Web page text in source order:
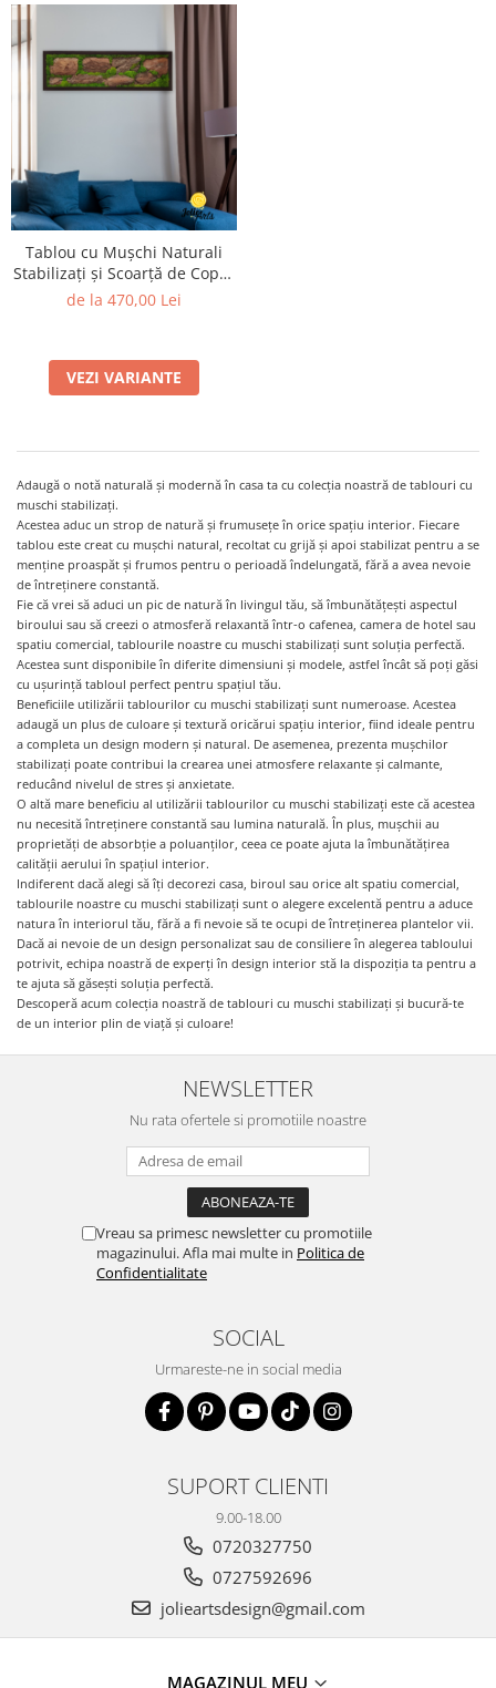
Tablou cu Mușchi Naturali
Stabilizați și Scoarță de Copac
– Jolie Arts
de la 470,00 Lei
VEZI VARIANTE
Adaugă o notă naturală și modernă în casa ta cu colecția noastră de tablouri cu
muschi stabilizați.
Acestea aduc un strop de natură și frumusețe în orice spațiu interior. Fiecare
tablou este creat cu mușchi natural, recoltat cu grijă și apoi stabilizat pentru a se
menține proaspăt și frumos pentru o perioadă îndelungată, fără a avea nevoie
de întreținere constantă.
Fie că vrei să aduci un pic de natură în livingul tău, să îmbunătățești aspectul
biroului sau să creezi o atmosferă relaxantă într-o cafenea, camera de hotel sau
spatiu comercial, tablourile noastre cu muschi stabilizați sunt soluția perfectă.
Acestea sunt disponibile în diferite dimensiuni și modele, astfel încât să poți găsi
cu ușurință tabloul perfect pentru spațiul tău.
Beneficiile utilizării tablourilor cu muschi stabilizați sunt numeroase. Acestea
adaugă un plus de culoare și textură oricărui spațiu interior, fiind ideale pentru
a completa un design modern și natural. De asemenea, prezenta mușchilor
stabilizați poate contribui la crearea unei atmosfere relaxante și calmante,
reducând nivelul de stres și anxietate.
O altă mare beneficiu al utilizării tablourilor cu muschi stabilizați este că acestea
nu necesită întreținere constantă sau lumina naturală. În plus, mușchii au
proprietăți de absorbție a poluanților, ceea ce poate ajuta la îmbunătățirea
calității aerului în spațiul interior.
Indiferent dacă alegi să îți decorezi casa, biroul sau orice alt spatiu comercial,
tablourile noastre cu muschi stabilizați sunt o alegere excelentă pentru a aduce
natura în interiorul tău, fără a fi nevoie să te ocupi de întreținerea plantelor vii.
Dacă ai nevoie de un design personalizat sau de consiliere în alegerea tabloului
potrivit, echipa noastră de experți în design interior stă la dispoziția ta pentru a
te ajuta să găsești soluția perfectă.
Descoperă acum colecția noastră de tablouri cu muschi stabilizați și bucură-te
de un interior plin de viață și culoare!
NEWSLETTER
Nu rata ofertele si promotiile noastre
Vreau sa primesc newsletter cu promotiile
magazinului. Afla mai multe in Politica de
Confidentialitate
SOCIAL
Urmareste-ne in social media
SUPORT CLIENTI
9.00-18.00
0720327750
0727592696
jolieartsdesign@gmail.com
MAGAZINUL MEU